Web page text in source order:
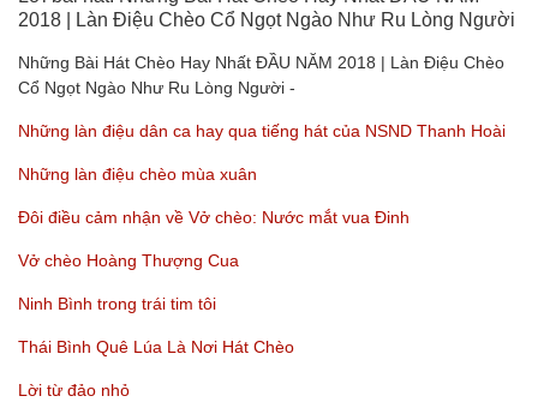
2018 | Làn Điệu Chèo Cổ Ngọt Ngào Như Ru Lòng Người
Những Bài Hát Chèo Hay Nhất ĐẦU NĂM 2018 | Làn Điệu Chèo
Cổ Ngọt Ngào Như Ru Lòng Người -
Những làn điệu dân ca hay qua tiếng hát của NSND Thanh Hoài
Những làn điệu chèo mùa xuân
Đôi điều cảm nhận về Vở chèo: Nước mắt vua Đinh
Vở chèo Hoàng Thượng Cua
Ninh Bình trong trái tim tôi
Thái Bình Quê Lúa Là Nơi Hát Chèo
Lời từ đảo nhỏ